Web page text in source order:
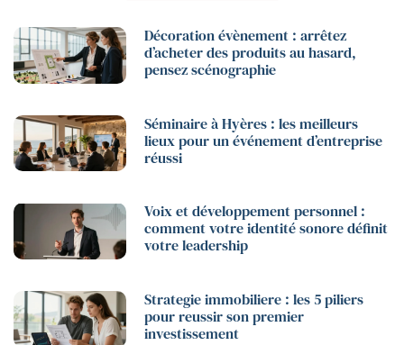
Décoration évènement : arrêtez
d’acheter des produits au hasard,
pensez scénographie
Séminaire à Hyères : les meilleurs
lieux pour un événement d’entreprise
réussi
Voix et développement personnel :
comment votre identité sonore définit
votre leadership
Strategie immobiliere : les 5 piliers
pour reussir son premier
investissement